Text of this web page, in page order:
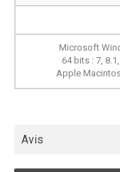
Microsoft
64 bits : 7,
Apple
Avis